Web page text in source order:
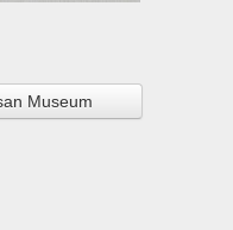
Museum